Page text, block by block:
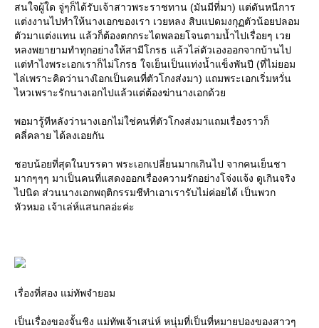
สนใจผู้ใด จู่ๆก็ได้รับเจ้าสาวพระราชทาน (มันมีที่มา) แต่ดันหนีการ
ต่งงานไปทำให้นางเอกของเรา เวยหลง สิบแปดมงกุฏตัวน้อยปลอม
ตัวมาแต่งแทน แล้วก็ต้องตกกระไดพลอยโจนตามน้ำไปเรื่อยๆ เว
หลงพยายามทำทุกอย่างให้สามีโกรธ แล้วไล่ตัวเองออกจากบ้านไป
ต่ทำไงพระเอกเราก็ไม่โกรธ ใจเย็นเป็นแท่งน้ำแข็งพันปี (ที่ไม่ยอม
ไล่เพราะคิดว่านางเิอกเป็นคนที่ตัวโกงส่งมา) แถมพระเอกเริ่มหวั่น
ไหวเพราะรักนางเอกไปแล้วแต่ต้องฆ่านางเอกด้ว
พอมารู้ทีหลังว่านางเอกไม่ใช่คนที่ตัวโกงส่งมาแถมเรื่องราวก็
คลี่คลาย ได้ลงเอยกัน
ชอบน้อยที่สุดในบรรดา พระเอกเปลี่ยนมากเกินไป จากคนเย็นชา
มากๆๆๆ มาเป็นคนที่แสดงออกเรื่องความรักอย่างโจ่งแจ้ง ดูเกินจริง
ไปนิด ส่วนนางเอกพฤติกรรมชีทำเอาเรารับไม่ค่อยได้ เป็นพวก
หัวหมอ เจ้าเล่ห์แสนกลอ่ะค่ะ
เรื่องที่สอง แม่ทัพจำยอม
เป็นเรื่องของจั้นชิง แม่ทัพเจ้าเสน่ห์ หนุ่มที่เป็นที่หมายปองของสาวๆ